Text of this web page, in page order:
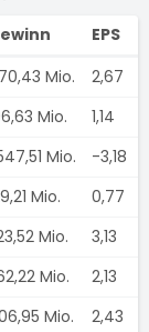
EPS
Mio. 2,67
Mio. 1,14
Mio. -3,18
Mio. 0,77
Mio. 3,13
Mio. 2,13
Mio. 2,43